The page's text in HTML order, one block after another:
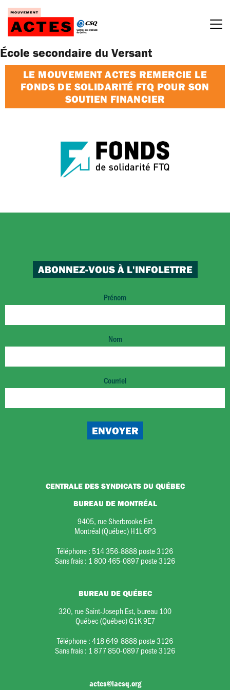
Passer
contenu
École secondaire du Versant
LE MOUVEMENT ACTES REMERCIE LE
FONDS DE SOLIDARITÉ FTQ POUR SON
SOUTIEN FINANCIER
ABONNEZ-VOUS À L'INFOLETTRE
Prénom
Nom
Courriel
CENTRALE DES SYNDICATS DU QUÉBEC
BUREAU DE MONTRÉAL
9405, rue Sherbrooke Est
Montréal (Québec) H1L 6P3
Téléphone : 514 356-8888 poste 3126
Sans frais : 1 800 465-0897 poste 3126
BUREAU DE QUÉBEC
320, rue Saint-Joseph Est, bureau 100
Québec (Québec) G1K 9E7
Téléphone :418 649-8888 poste 3126
Sans frais : 1 877 850-0897 poste 3126
actes@lacsq.org